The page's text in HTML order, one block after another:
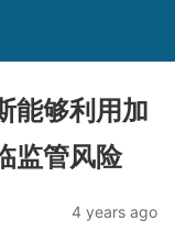
能够利用加
监管风险
4 years ago